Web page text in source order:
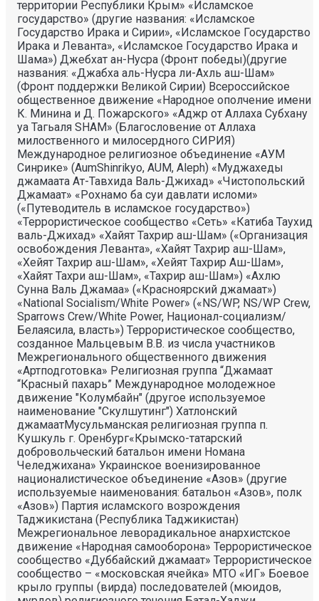
территории Республики Крым» «Исламское
государство» (другие названия: «Исламское
Государство Ирака и Сирии», «Исламское Государство
Ирака и Леванта», «Исламское Государство Ирака и
Шама») Джебхат ан-Нусра (Фронт победы)(другие
названия: «Джабха аль-Нусра ли-Ахль аш-Шам»
(Фронт поддержки Великой Сирии) Всероссийское
общественное движение «Народное ополчение имени
К. Минина и Д. Пожарского» «Аджр от Аллаха Субхану
уа Тагьаля SHAM» (Благословение от Аллаха
милоственного и милосердного СИРИЯ)
Международное религиозное объединение «АУМ
Синрике» (AumShinrikyo, AUM, Aleph) «Муджахеды
джамаата Ат-Тавхида Валь-Джихад» «Чистопольский
Джамаат» «Рохнамо ба суи давлати исломи»
(«Путеводитель в исламское государство»)
«Террористическое сообщество «Сеть» «Катиба Таухид
валь-Джихад» «Хайят Тахрир аш-Шам» («Организация
освобождения Леванта», «Хайят Тахрир аш-Шам»,
«Хейят Тахрир аш-Шам», «Хейят Тахрир Аш-Шам»,
«Хайят Тахри аш-Шам», «Тахрир аш-Шам») «Ахлю
Сунна Валь Джамаа» («Красноярский джамаат»)
«National Socialism/White Power» («NS/WP, NS/WP Crew,
Sparrows Crew/White Power, Национал-социализм/
Белаясила, власть») Террористическое сообщество,
созданное Мальцевым В.В. из числа участников
Межрегионального общественного движения
«Артподготовка» Религиозная группа “Джамаат
“Красный пахарь” Международное молодежное
движение "Колумбайн" (другое используемое
наименование "Скулшутинг") Хатлонский
джамаатМусульманская религиозная группа п.
Кушкуль г. Оренбург«Крымско-татарский
добровольческий батальон имени Номана
Челеджихана» Украинское военизированное
националистическое объединение «Азов» (другие
используемые наименования: батальон «Азов», полк
«Азов») Партия исламского возрождения
Таджикистана (Республика Таджикистан)
Межрегиональное леворадикальное анархистское
движение «Народная самооборона» Террористическое
сообщество «Дуббайский джамаат» Террористическое
сообщество – «московская ячейка» МТО «ИГ» Боевое
крыло группы (вирда) последователей (мюидов,